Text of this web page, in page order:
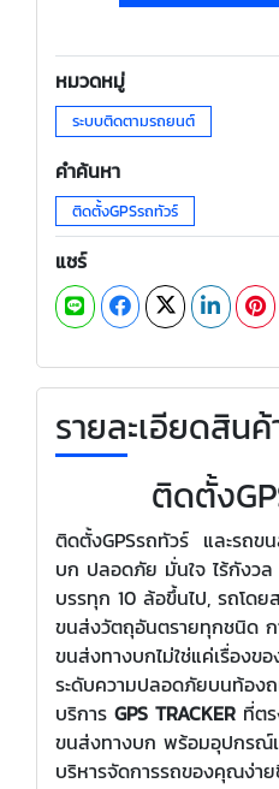
หมวดหมู่
ระบบติดตามรถยนต์
คำค้นหา
ติดตั้งGPSรถทัวร์
แชร์
รายละเอียดสินค้
ติดตั้ง
ติดตั้งGPSรถทัวร์ และรถข
บก ปลอดภัย มั่นใจ ไร้กังวล
บรรทุก 10 ล้อขึ้นไป, รถโดย
ขนส่งวัตถุอันตรายทุกชนิด
ขนส่งทางบกไม่ใช่แค่เรื่อง
ระดับความปลอดภัยบนท้อง
บริการ GPS TRACKER ที่ต
ขนส่งทางบก พร้อมอุปกรณ์
บริหารจัดการรถของคุณง่าย